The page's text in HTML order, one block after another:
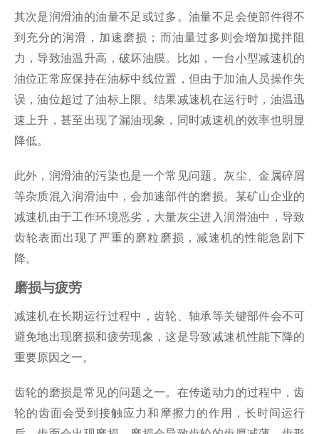
其次是润滑油的油量不足或过多。油量不足会使部件得不
到充分的润滑，加速磨损；而油量过多则会增加搅拌阻
力，导致油温升高，破坏油膜。比如，一台小型减速机的
油位正常应保持在油标中线位置，但由于加油人员操作失
误，油位超过了油标上限。结果减速机在运行时，油温迅
速上升，甚至出现了漏油现象，同时减速机的效率也明显
降低。
此外，润滑油的污染也是一个常见问题。灰尘、金属碎屑
等杂质混入润滑油中，会加速部件的磨损。某矿山企业的
减速机由于工作环境恶劣，大量灰尘进入润滑油中，导致
齿轮表面出现了严重的磨粒磨损，减速机的性能急剧下
降。
磨损与疲劳
减速机在长期运行过程中，齿轮、轴承等关键部件会不可
避免地出现磨损和疲劳现象，这是导致减速机性能下降的
重要原因之一。
齿轮的磨损是常见的问题之一。在传递动力的过程中，齿
轮的齿面会受到接触应力和摩擦力的作用，长时间运行